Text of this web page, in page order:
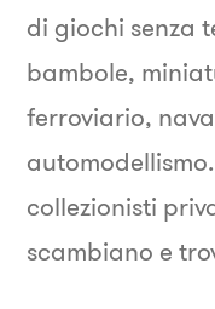
di giochi senza
bambole,
ferroviario,
collezionisti
scambiano e